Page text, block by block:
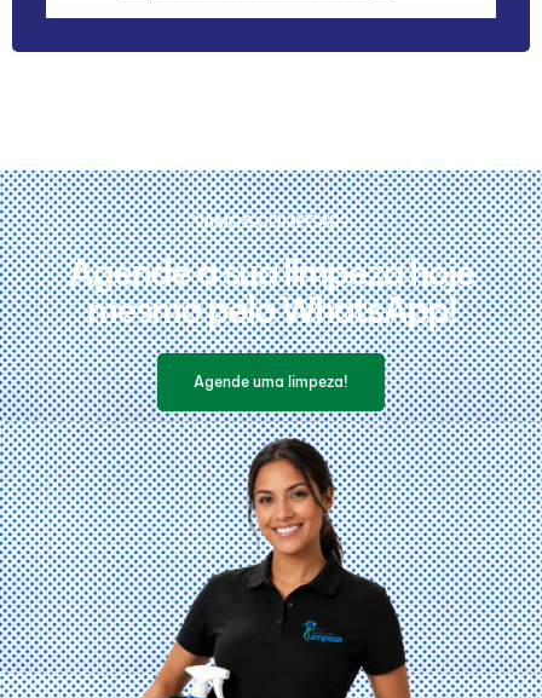
VAMOS COMEÇAR?
Agende a sua limpeza hoje
mesmo pelo WhatsApp!
Agende uma limpeza!